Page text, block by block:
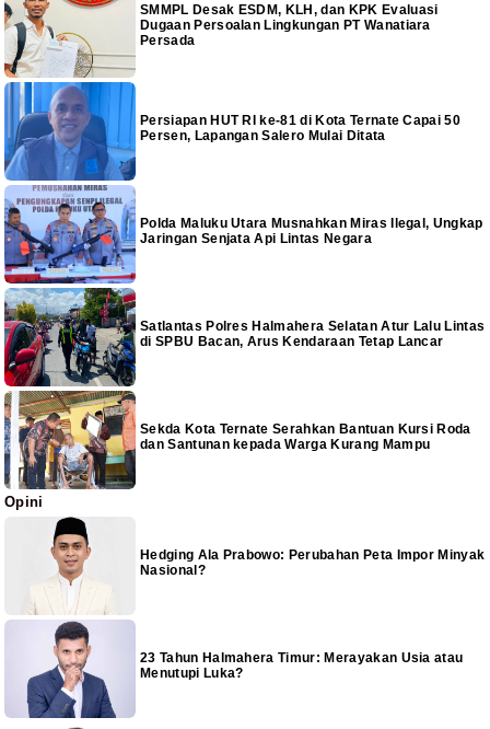
SMMPL Desak ESDM, KLH, dan KPK Evaluasi
Dugaan Persoalan Lingkungan PT Wanatiara
Persada
Persiapan HUT RI ke-81 di Kota Ternate Capai 50
Persen, Lapangan Salero Mulai Ditata
Polda Maluku Utara Musnahkan Miras Ilegal, Ungkap
Jaringan Senjata Api Lintas Negara
Satlantas Polres Halmahera Selatan Atur Lalu Lintas
di SPBU Bacan, Arus Kendaraan Tetap Lancar
Sekda Kota Ternate Serahkan Bantuan Kursi Roda
dan Santunan kepada Warga Kurang Mampu
Opini
Hedging Ala Prabowo: Perubahan Peta Impor Minyak
Nasional?
23 Tahun Halmahera Timur: Merayakan Usia atau
Menutupi Luka?